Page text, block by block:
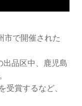
市で開催された
品区中、鹿児島
受賞するなど、